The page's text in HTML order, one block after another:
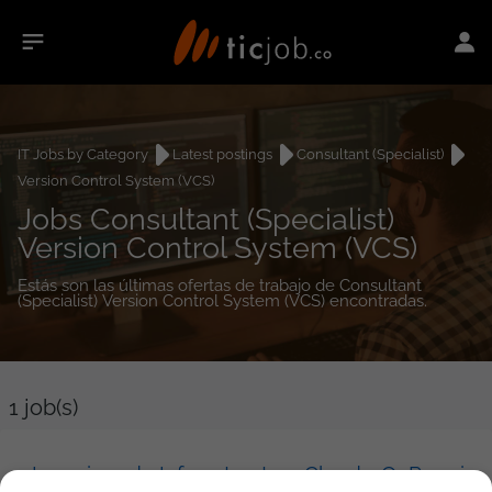
IT Jobs by Category Latest postings
Consultant (Specialist)
Version Control System (VCS)
Jobs Consultant (Specialist)
Version Control System (VCS)
Estás son las últimas ofertas de trabajo de Consultant
(Specialist) Version Control System (VCS) encontradas.
1 job(s)
Ingeniero de Infraestructura Cloud y OnPremise (AWS)